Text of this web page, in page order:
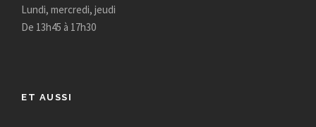
Lundi, mercredi, jeudi
De 13h45 à 17h30
ET AUSSI